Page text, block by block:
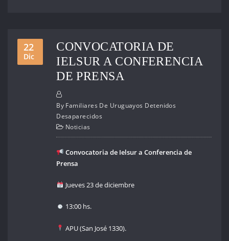
22
Dic
CONVOCATORIA DE
IELSUR A CONFERENCIA
DE PRENSA
By Familiares De Uruguayos Detenidos
Desaparecidos
Noticias
Convocatoria de Ielsur a Conferencia de
Prensa
Jueves 23 de diciembre
13:00 hs.
APU (San José 1330).